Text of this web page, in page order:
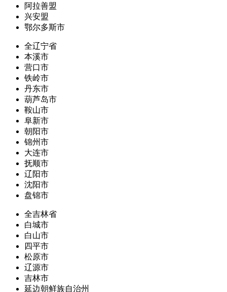
阿拉善盟
兴安盟
鄂尔多斯市
全辽宁省
本溪市
营口市
铁岭市
丹东市
葫芦岛市
鞍山市
阜新市
朝阳市
锦州市
大连市
抚顺市
辽阳市
沈阳市
盘锦市
全吉林省
白城市
白山市
四平市
松原市
辽源市
吉林市
延边朝鲜族自治州